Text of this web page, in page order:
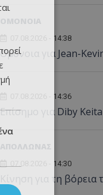
07.08.2026 - 14:38
Ομόνοια για Jean-
07.08.2026 - 14:36
Επίσημο για Diby Keita
07.08.2026 - 14:30
Κίνηση για τη